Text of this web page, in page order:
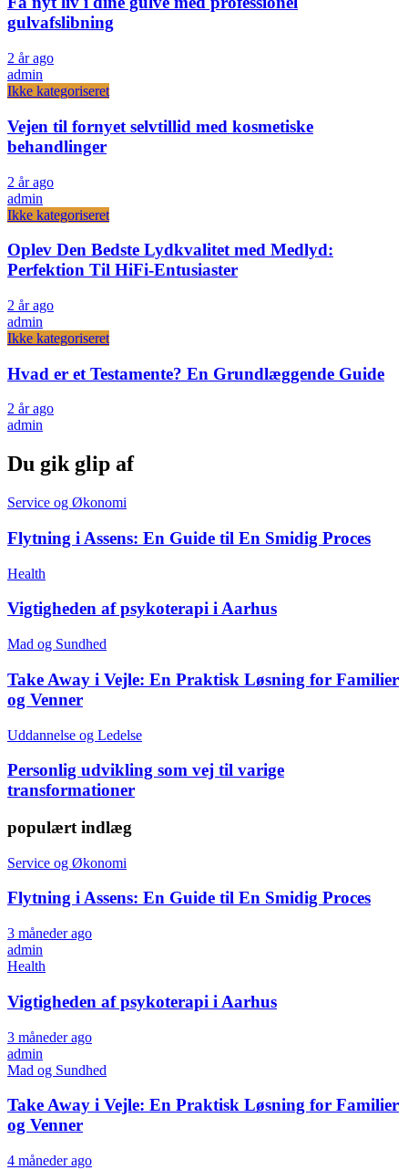
gulvafslibning
2 år ago
admin
Ikke kategoriseret
Vejen til fornyet selvtillid med kosmetiske
behandlinger
2 år ago
admin
Ikke kategoriseret
Oplev Den Bedste Lydkvalitet med Medlyd:
Perfektion Til HiFi-Entusiaster
2 år ago
admin
Ikke kategoriseret
Hvad er et Testamente? En Grundlæggende Guide
2 år ago
admin
Du gik glip af
Service og Økonomi
Flytning i Assens: En Guide til En Smidig Proces
Health
Vigtigheden af psykoterapi i Aarhus
Mad og Sundhed
Take Away i Vejle: En Praktisk Løsning for Familier
og Venner
Uddannelse og Ledelse
Personlig udvikling som vej til varige
transformationer
populært indlæg
Service og Økonomi
Flytning i Assens: En Guide til En Smidig Proces
3 måneder ago
admin
Health
Vigtigheden af psykoterapi i Aarhus
3 måneder ago
admin
Mad og Sundhed
Take Away i Vejle: En Praktisk Løsning for Familier
og Venner
4 måneder ago